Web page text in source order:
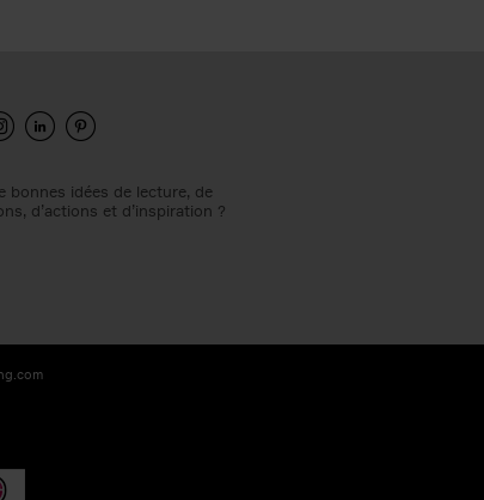
bonnes idées de lecture, de
d’actions et d’inspiration ?